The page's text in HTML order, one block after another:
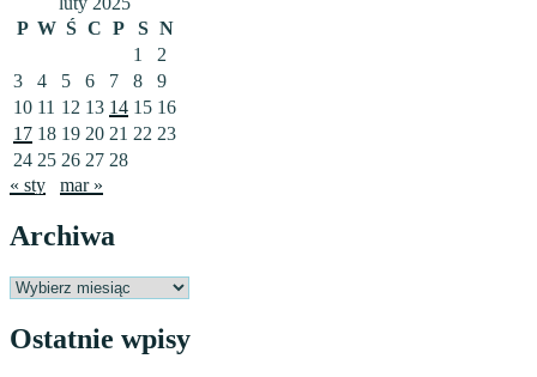
P W Ś C P S N
1
2
3
4 5 6 7 8
9
10 11 12 13 14 15 16
17 18 19 20 21 22 23
24 25 26 27 28
« sty
mar »
Archiwa
Archiwa
Ostatnie wpisy